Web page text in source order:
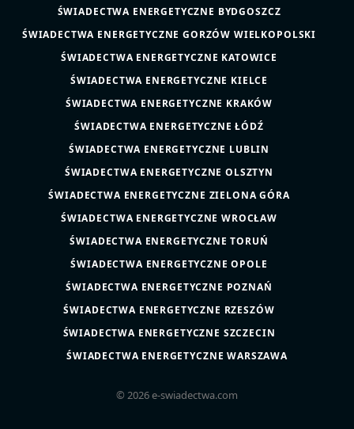
ŚWIADECTWA ENERGETYCZNE BYDGOSZCZ
ŚWIADECTWA ENERGETYCZNE GORZÓW WIELKOPOLSKI
ŚWIADECTWA ENERGETYCZNE KATOWICE
ŚWIADECTWA ENERGETYCZNE KIELCE
ŚWIADECTWA ENERGETYCZNE KRAKÓW
ŚWIADECTWA ENERGETYCZNE ŁÓDŹ
ŚWIADECTWA ENERGETYCZNE LUBLIN
ŚWIADECTWA ENERGETYCZNE OLSZTYN
ŚWIADECTWA ENERGETYCZNE ZIELONA GÓRA
ŚWIADECTWA ENERGETYCZNE WROCŁAW
ŚWIADECTWA ENERGETYCZNE TORUŃ
ŚWIADECTWA ENERGETYCZNE OPOLE
ŚWIADECTWA ENERGETYCZNE POZNAŃ
ŚWIADECTWA ENERGETYCZNE RZESZÓW
ŚWIADECTWA ENERGETYCZNE SZCZECIN
ŚWIADECTWA ENERGETYCZNE WARSZAWA
© 2026 e-swiadectwa.com